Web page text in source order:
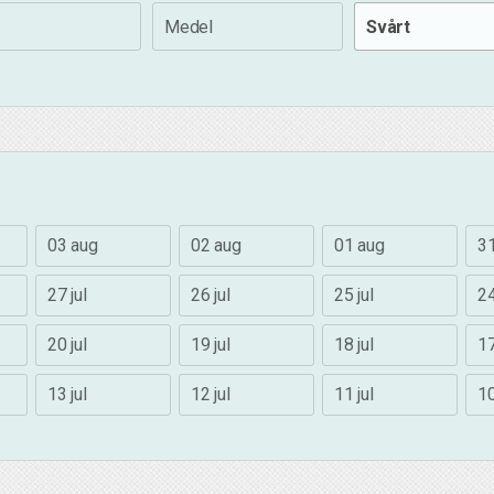
Medel Svårt
03 aug 02 aug 01 aug
27 jul 26 jul 25 jul
20 jul 19 jul 18 jul
13 jul 12 jul 11 jul